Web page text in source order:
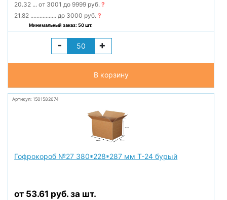
20.32 ... от 3001 до 9999 руб.?
21.82 ................. до 3000 руб.?
Минимальный заказ: 50 шт.
- +
В корзину
Артикул: 1501582674
Гофрокороб №27 380*228*287 мм Т-24 бурый
от 53.61 руб. за шт.